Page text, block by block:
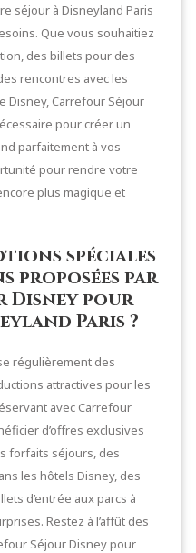
séjour à Disneyland Paris
Que vous souhaitiez
des billets pour des
rencontres avec les
Disney, Carrefour Séjour
pour créer un
parfaitement à vos
pour rendre votre
plus magique et
spéciales
proposées par
Disney pour
Paris ?
régulièrement des
attractives pour les
avec Carrefour
d’offres exclusives
forfaits séjours, des
les hôtels Disney, des
d’entrée aux parcs à
Restez à l’affût des
Séjour Disney pour